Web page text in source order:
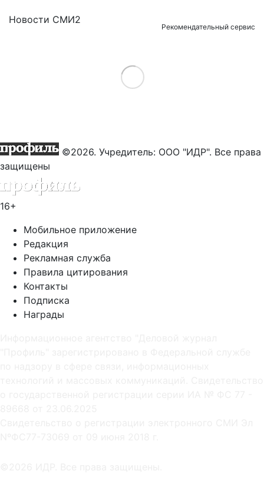
Новости СМИ2
Рекомендательный сервис
Load More
©2026. Учредитель: ООО "ИДР". Все права
защищены
16+
Мобильное приложение
Редакция
Рекламная служба
Правила цитирования
Контакты
Подписка
Награды